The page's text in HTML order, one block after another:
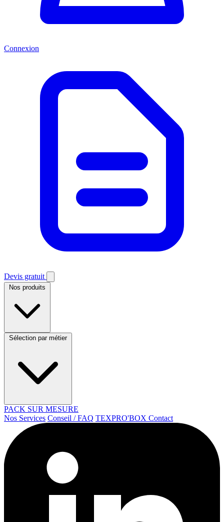
Connexion
Devis gratuit
Nos produits
Sélection par métier
PACK SUR MESURE
Nos Services Conseil / FAQ TEXPRO'BOX Contact